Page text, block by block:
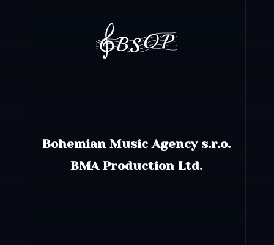
Bohemian Music Agency s.r.o.
BMA Production Ltd.